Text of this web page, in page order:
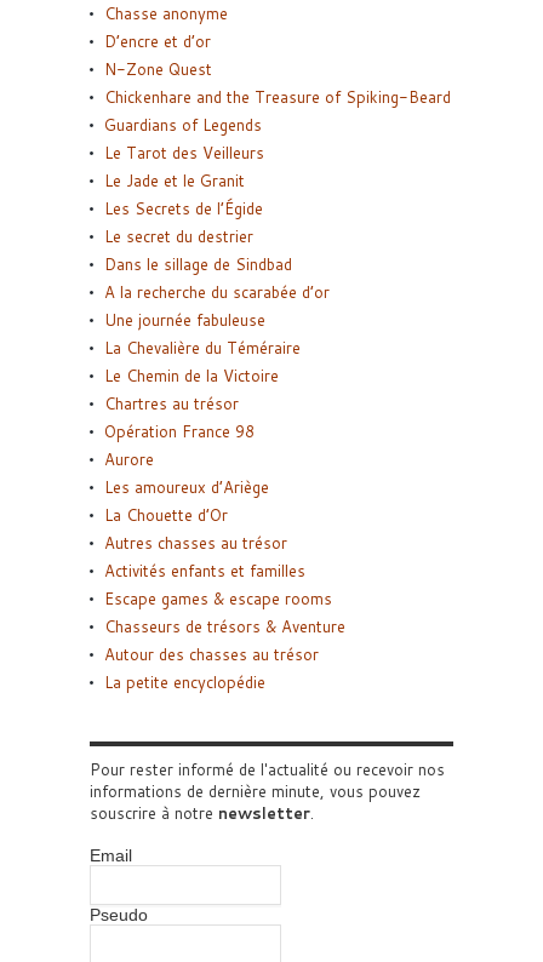
Chasse anonyme
D’encre et d’or
N-Zone Quest
Chickenhare and the Treasure of Spiking-Beard
Guardians of Legends
Le Tarot des Veilleurs
Le Jade et le Granit
Les Secrets de l’Égide
Le secret du destrier
Dans le sillage de Sindbad
A la recherche du scarabée d’or
Une journée fabuleuse
La Chevalière du Téméraire
Le Chemin de la Victoire
Chartres au trésor
Opération France 98
Aurore
Les amoureux d’Ariège
La Chouette d’Or
Autres chasses au trésor
Activités enfants et familles
Escape games & escape rooms
Chasseurs de trésors & Aventure
Autour des chasses au trésor
La petite encyclopédie
Pour rester informé de l'actualité ou recevoir nos
informations de dernière minute, vous pouvez
souscrire à notre newsletter
Email
Pseudo